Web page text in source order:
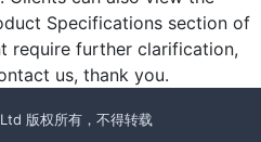
Specifications section of
require further clarification,
us, thank you.
版权所有，不得转载